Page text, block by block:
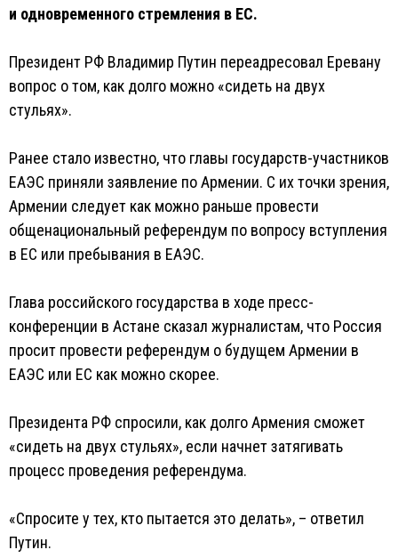
и одновременного стремления в ЕС.
Президент РФ Владимир Путин переадресовал Еревану
вопрос о том, как долго можно «сидеть на двух
стульях».
Ранее стало известно, что главы государств-участников
ЕАЭС приняли заявление по Армении. С их точки зрения,
Армении следует как можно раньше провести
общенациональный референдум по вопросу вступления
в ЕС или пребывания в ЕАЭС.
Глава российского государства в ходе пресс-
конференции в Астане сказал журналистам, что Россия
просит провести референдум о будущем Армении в
ЕАЭС или ЕС как можно скорее.
Президента РФ спросили, как долго Армения сможет
«сидеть на двух стульях», если начнет затягивать
процесс проведения референдума.
«Спросите у тех, кто пытается это делать», – ответил
Путин.